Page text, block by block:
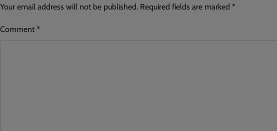
Your email address will not be published. Required fields are marked *
Comment *